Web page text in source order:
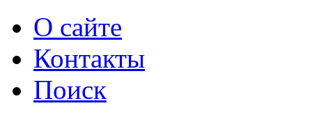
О сайте
Контакты
Поиск